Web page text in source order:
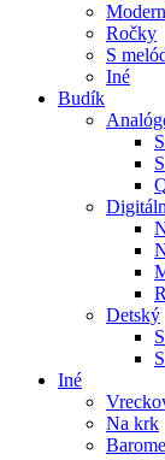
Ročky
S
Iné
Budík
Detský
Iné
Na krk